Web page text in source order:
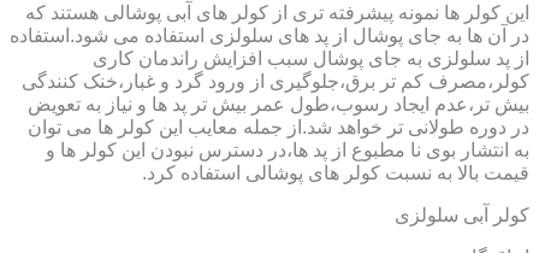
این کولر ها نمونه پیشرفته تری از کولر های آبی پوشالی هستند که
در آن ها به جای پوشال از پد های سلولزی استفاده می شود.استفاده
از پد سلولزی به جای پوشال سبب افزایش راندمان کاری
کولر،مصرف کم تر برق،جلوگیری از ورود گرد و غبار،خنک کنندگی
بیش تر،عدم ایجاد رسوب،طول عمر بیش تر پد ها و نیاز به تعویض
در دوره طولانی تر خواهد شد.از جمله معایب این کولر ها می توان
به انتشار بوی نا مطبوع از پد ها،در دسترس نبودن این کولر ها و
قیمت بالا به نسبت کولر های پوشالی استفاده کرد.
کولر آبی سلولزی